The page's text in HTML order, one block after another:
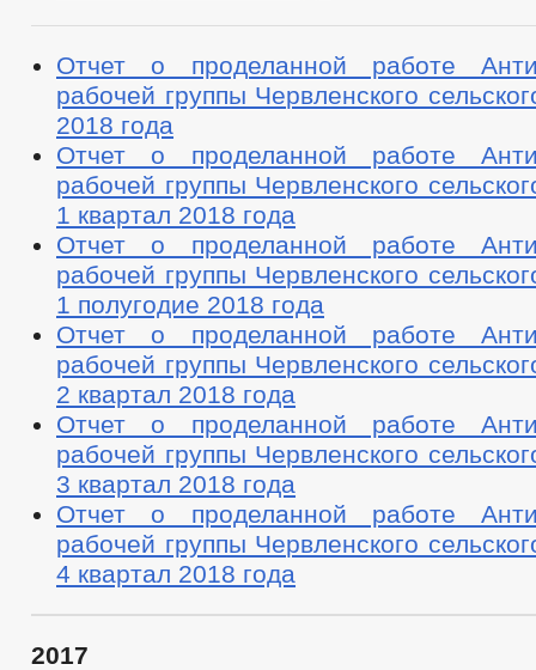
Отчет о проделанной работе
рабочей группы Червленского
2018 года
Отчет о проделанной работе
рабочей группы Червленского
1 квартал 2018 года
Отчет о проделанной работе
рабочей группы Червленского
1 полугодие 2018 года
Отчет о проделанной работе
рабочей группы Червленского
2 квартал 2018 года
Отчет о проделанной работе
рабочей группы Червленского
3 квартал 2018 года
Отчет о проделанной работе
рабочей группы Червленского
4 квартал 2018 года
2017